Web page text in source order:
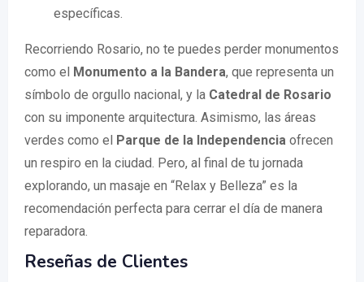
específicas.
Recorriendo Rosario, no te puedes perder monumentos
como el Monumento a la Bandera, que representa un
símbolo de orgullo nacional, y la Catedral de Rosario
con su imponente arquitectura. Asimismo, las áreas
verdes como el Parque de la Independencia ofrecen
un respiro en la ciudad. Pero, al final de tu jornada
explorando, un masaje en “Relax y Belleza” es la
recomendación perfecta para cerrar el día de manera
reparadora.
Reseñas de Clientes